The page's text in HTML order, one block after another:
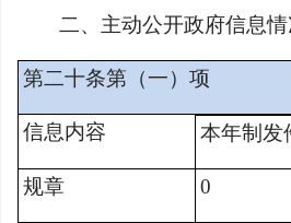
二、主动公开政府信息
第二十条第（一）项
信息内容 本年制发
规章 0